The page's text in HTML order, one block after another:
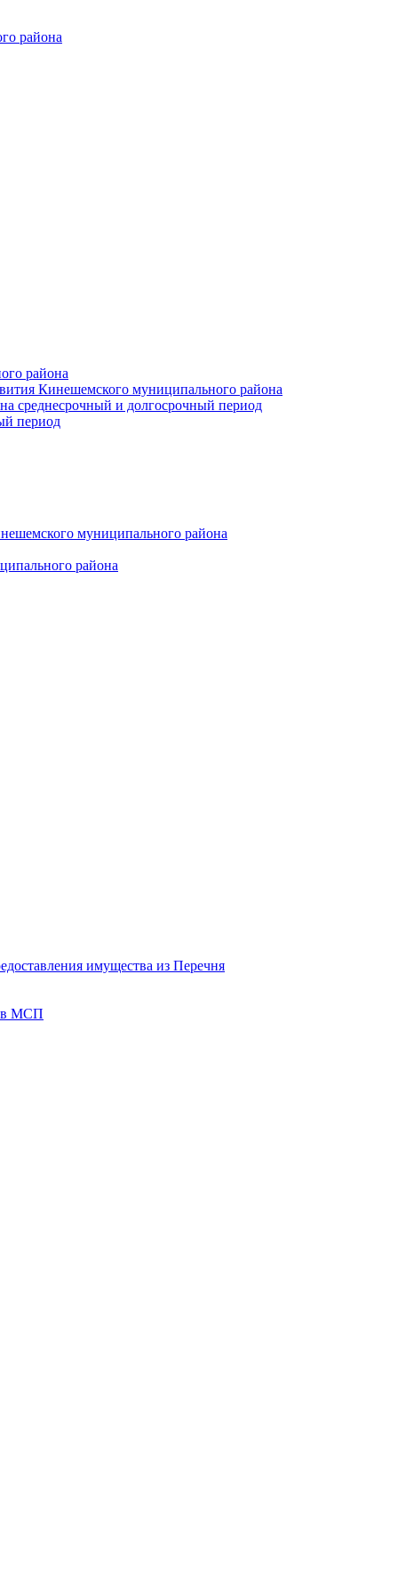
района
района
Кинешемского муниципального района
среднесрочный и долгосрочный период
период
муниципального района
района
имущества из Перечня
МСП